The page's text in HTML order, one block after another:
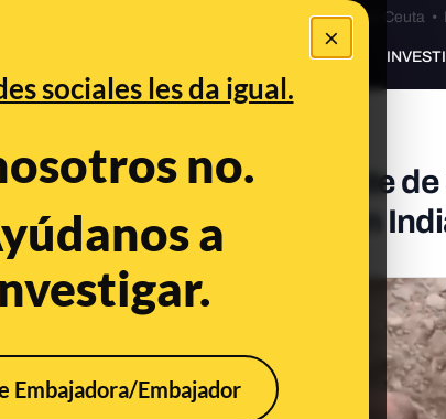
×
sociales les da igual.
no.
a
Embajadora/Embajador
Especial Ceuta•Bulos Ceuta •
PREBUNKING
no muestra el rescate
de Marruecos: ocurrió en
12:26:19 PM